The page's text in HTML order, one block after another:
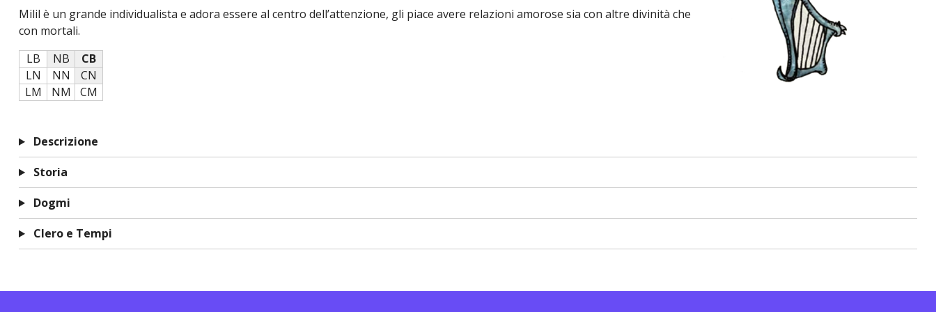
Milil è un grande individualista e adora essere al centro dell’attenzione, gli piace avere relazioni amorose sia con altre divinità che
con mortali.
LB
NB
CB
LN
NN
CN
LM
NM CM
Descrizione
Storia
Dogmi
Clero e Tempi